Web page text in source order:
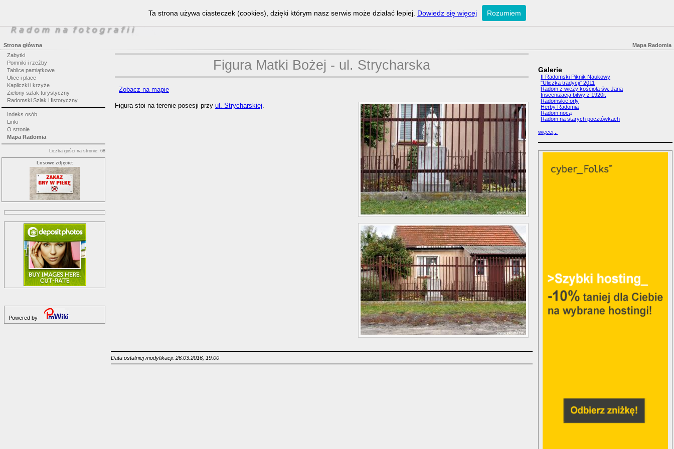
Mapa Radomia
Strona główna
Zabytki
Pomniki i rzeźby
Tablice pamiątkowe
Ulice i place
Kapliczki i krzyże
Zielony szlak turystyczny
Radomski Szlak Historyczny
Indeks osób
Linki
O stronie
Mapa Radomia
Liczba gości na stronie: 68
Losowe zdjęcie:
Powered by
Figura Matki Bożej - ul. Strycharska
Zobacz na mapie
Figura stoi na terenie posesji przy ul. Strycharskiej.
Data ostatniej modyfikacji: 26.03.2016, 19:00
Galerie
II Radomski Piknik Naukowy
"Uliczka tradycji" 2011
Radom z wieży kościoła św. Jana
Inscenizacja bitwy z 1920r.
Radomskie orły
Herby Radomia
Radom nocą
Radom na starych pocztówkach
więcej...
Ta strona używa ciasteczek (cookies), dzięki którym nasz serwis może działać lepiej. Dowiedz się więcej Rozumiem